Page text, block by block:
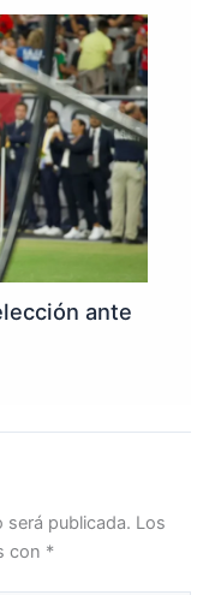
ante
será publicada. Los
con *